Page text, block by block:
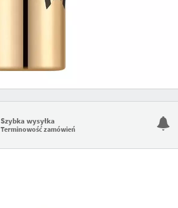
Szybka wysyłka
Terminowość zamówień